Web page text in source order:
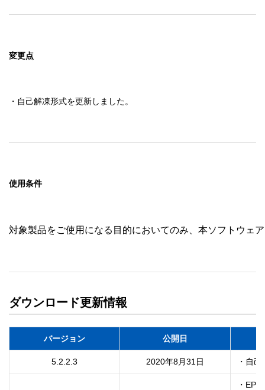
変更点
・自己解凍形式を更新しました。
使用条件
対象製品をご使用になる目的においてのみ、本ソフトウェ
ダウンロード更新情報
バージョン 公開日
5.2.2.3 2020年8月31日 ・自
・